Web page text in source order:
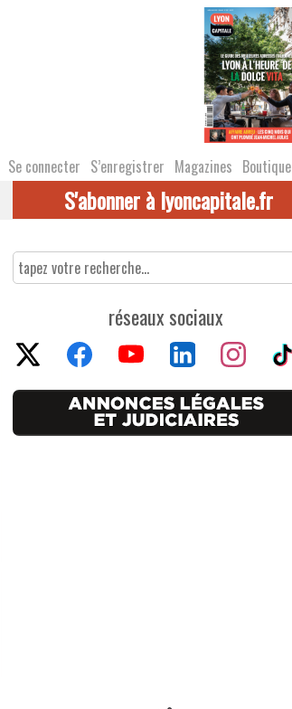
Se connecter S’enregistrer Magazines Boutique
S'abonner à lyoncapitale.fr
réseaux sociaux